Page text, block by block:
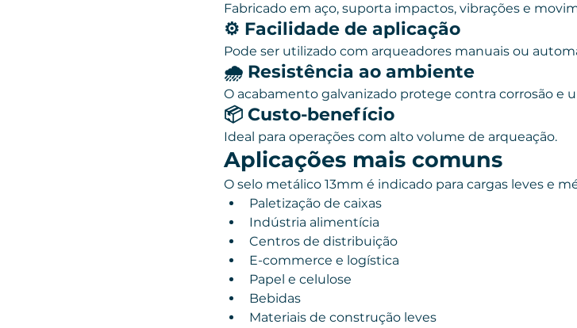
Fabricado em aço, suporta impactos, vibrações e
⚙️ Facilidade de aplicação
Pode ser utilizado com arqueadores manuais ou
🌧️ Resistência ao ambiente
O acabamento galvanizado protege contra corrosão e
📦 Custo-benefício
Ideal para operações com alto volume de arqueação.
Aplicações mais comuns
O selo metálico 13mm é indicado para cargas leves e
Paletização de caixas
Indústria alimentícia
Centros de distribuição
E-commerce e logística
Papel e celulose
Bebidas
Materiais de construção leves